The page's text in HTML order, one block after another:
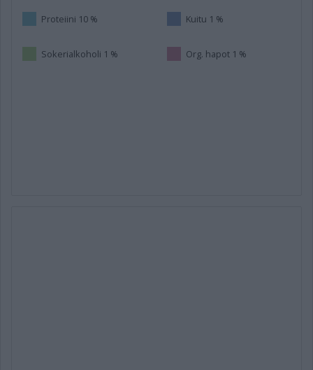
Proteiini 10 % Kuitu 1 %
Sokerialkoholi 1 % Org. hapot 1 %